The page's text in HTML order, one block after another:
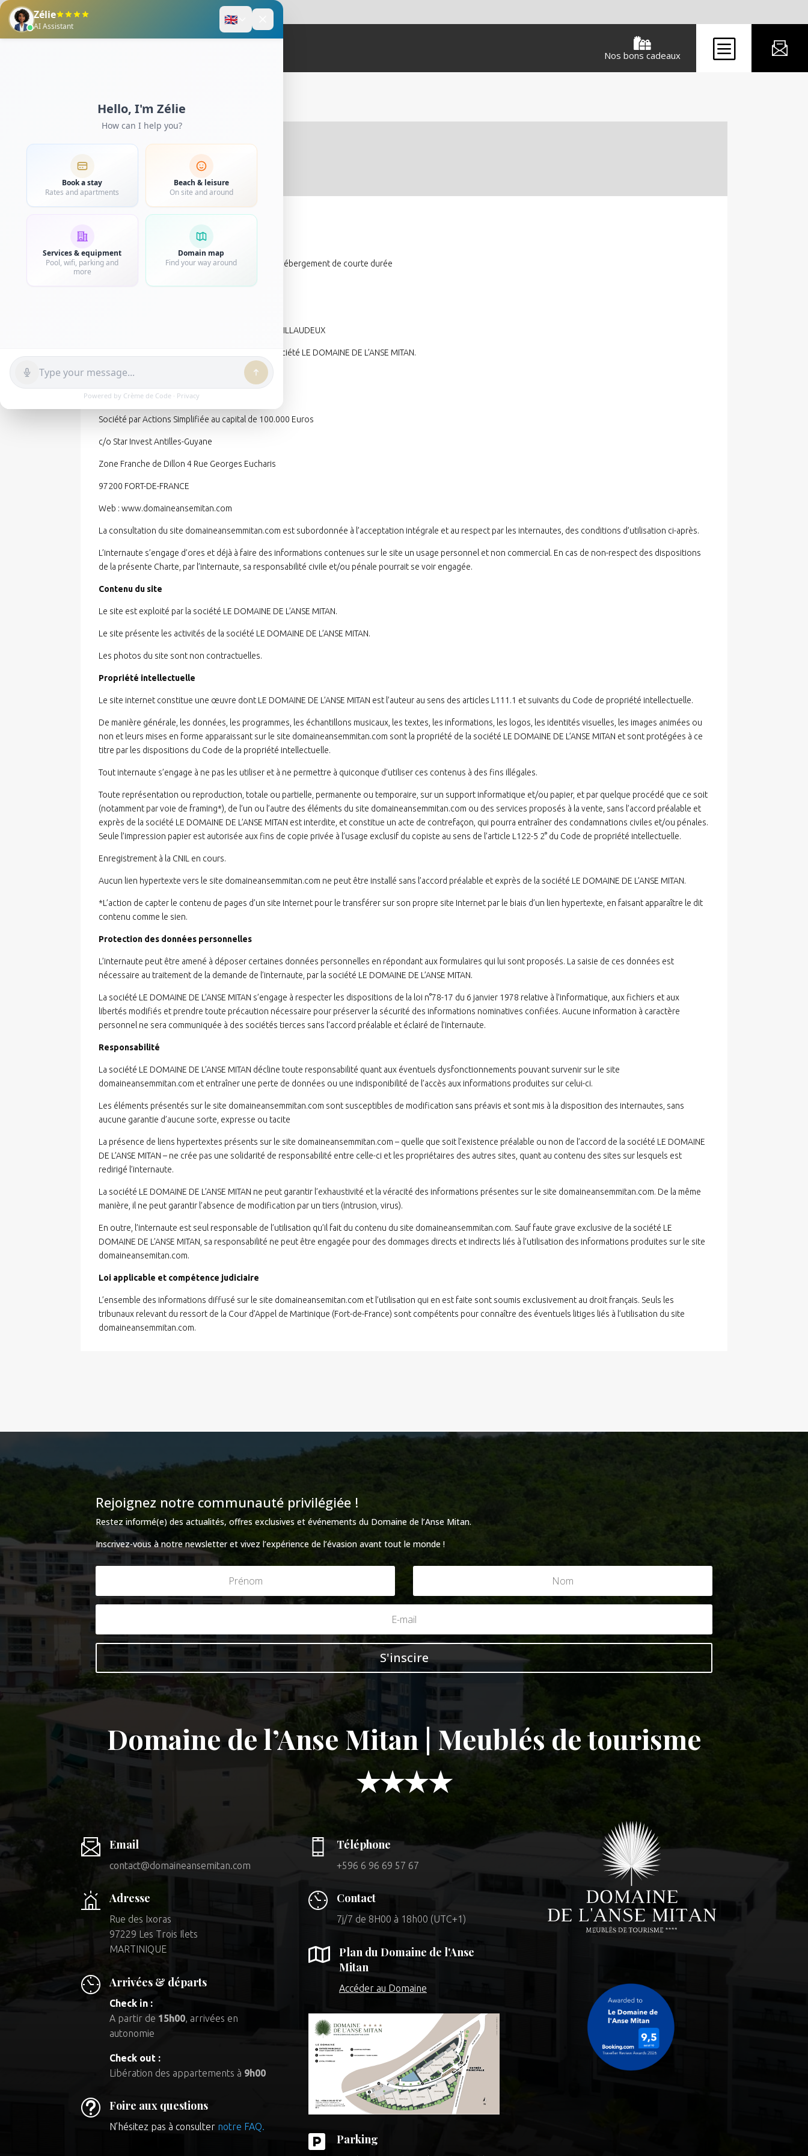
Enregistrez-vous

Nos bons cadeaux b
DOMAINE DE L’ANSE MITAN
MENTIONS LÉGALES
Société par Actions Simplifiée
Email : contact@domaineansemitan.com
APE : 5520Z – Hébergement touristique et autre hébergement de courte durée
RCS Fort-de-France : 894 028 224
Le Directeur de la publication est M. Sébastien GUILLAUDEUX
Le site Internet est la propriété exclusive de la société LE DOMAINE DE L’ANSE MITAN.
Il a été conçu et réalisé par
LE DOMAINE DE L’ANSE MITAN
Société par Actions Simplifiée au capital de 100.000 Euros
c/o Star Invest Antilles-Guyane
Zone Franche de Dillon 4 Rue Georges Eucharis
97200 FORT-DE-FRANCE
Web : www.domaineansemitan.com
La consultation du site domaineansemmitan.com est subordonnée à l’acceptation intégrale et au respect par les internautes, des conditions d’utilisation ci-après.
L’internaute s’engage d’ores et déjà à faire des informations contenues sur le site un usage personnel et non commercial. En cas de non-respect des dispositions
de la présente Charte, par l’internaute, sa responsabilité civile et/ou pénale pourrait se voir engagée.
Contenu du site
Le site est exploité par la société LE DOMAINE DE L’ANSE MITAN.
Le site présente les activités de la société LE DOMAINE DE L’ANSE MITAN.
Les photos du site sont non contractuelles.
Propriété intellectuelle
Le site internet constitue une œuvre dont LE DOMAINE DE L’ANSE MITAN est l’auteur au sens des articles L111.1 et suivants du Code de propriété intellectuelle.
De manière générale, les données, les programmes, les échantillons musicaux, les textes, les informations, les logos, les identités visuelles, les images animées ou
non et leurs mises en forme apparaissant sur le site domaineansemmitan.com sont la propriété de la société LE DOMAINE DE L’ANSE MITAN et sont protégées à ce
titre par les dispositions du Code de la propriété intellectuelle.
Tout internaute s’engage à ne pas les utiliser et à ne permettre à quiconque d’utiliser ces contenus à des fins illégales.
Toute représentation ou reproduction, totale ou partielle, permanente ou temporaire, sur un support informatique et/ou papier, et par quelque procédé que ce soit
(notamment par voie de framing*), de l’un ou l’autre des éléments du site domaineansemmitan.com ou des services proposés à la vente, sans l’accord préalable et
exprès de la société LE DOMAINE DE L’ANSE MITAN est interdite, et constitue un acte de contrefaçon, qui pourra entraîner des condamnations civiles et/ou pénales.
Seule l’impression papier est autorisée aux fins de copie privée à l’usage exclusif du copiste au sens de l’article L122-5 2° du Code de propriété intellectuelle.
Enregistrement à la CNIL en cours.
Aucun lien hypertexte vers le site domaineansemmitan.com ne peut être installé sans l’accord préalable et exprès de la société LE DOMAINE DE L’ANSE MITAN.
*L’action de capter le contenu de pages d’un site Internet pour le transférer sur son propre site Internet par le biais d’un lien hypertexte, en faisant apparaître le dit
contenu comme le sien.
Protection des données personnelles
L’internaute peut être amené à déposer certaines données personnelles en répondant aux formulaires qui lui sont proposés. La saisie de ces données est
nécessaire au traitement de la demande de l’internaute, par la société LE DOMAINE DE L’ANSE MITAN.
La société LE DOMAINE DE L’ANSE MITAN s’engage à respecter les dispositions de la loi n°78-17 du 6 janvier 1978 relative à l’informatique, aux fichiers et aux
libertés modifiés et prendre toute précaution nécessaire pour préserver la sécurité des informations nominatives confiées. Aucune information à caractère
personnel ne sera communiquée à des sociétés tierces sans l’accord préalable et éclairé de l’internaute.
Responsabilité
La société LE DOMAINE DE L’ANSE MITAN décline toute responsabilité quant aux éventuels dysfonctionnements pouvant survenir sur le site
domaineansemmitan.com et entraîner une perte de données ou une indisponibilité de l’accès aux informations produites sur celui-ci.
Les éléments présentés sur le site domaineansemmitan.com sont susceptibles de modification sans préavis et sont mis à la disposition des internautes, sans
aucune garantie d’aucune sorte, expresse ou tacite
La présence de liens hypertextes présents sur le site domaineansemmitan.com – quelle que soit l’existence préalable ou non de l’accord de la société LE DOMAINE
DE L’ANSE MITAN – ne crée pas une solidarité de responsabilité entre celle-ci et les propriétaires des autres sites, quant au contenu des sites sur lesquels est
redirigé l’internaute.
La société LE DOMAINE DE L’ANSE MITAN ne peut garantir l’exhaustivité et la véracité des informations présentes sur le site domaineansemmitan.com. De la même
manière, il ne peut garantir l’absence de modification par un tiers (intrusion, virus).
En outre, l’internaute est seul responsable de l’utilisation qu’il fait du contenu du site domaineansemmitan.com. Sauf faute grave exclusive de la société LE
DOMAINE DE L’ANSE MITAN, sa responsabilité ne peut être engagée pour des dommages directs et indirects liés à l’utilisation des informations produites sur le site
domaineansemitan.com.
Loi applicable et compétence judiciaire
L’ensemble des informations diffusé sur le site domaineansemitan.com et l’utilisation qui en est faite sont soumis exclusivement au droit français. Seuls les
tribunaux relevant du ressort de la Cour d’Appel de Martinique (Fort-de-France) sont compétents pour connaître des éventuels litiges liés à l’utilisation du site
domaineansemmitan.com.
Rejoignez notre communauté privilégiée !
Restez informé(e) des actualités, offres exclusives et événements du Domaine de l’Anse Mitan.
Inscrivez-vous à notre newsletter et vivez l’expérience de l’évasion avant tout le monde !
S'inscire
Domaine de l’Anse Mitan | Meublés de tourisme
★★★★
Email
contact@domaineansemitan.com
Adresse
Rue des Ixoras
97229 Les Trois Ilets
MARTINIQUE
Arrivées & départs
Check in :
A partir de 15h00, arrivées en
autonomie
Check out :
Libération des appartements à 9h00
t Foire aux questions
N’hésitez pas à consulter notre FAQ.
Téléphone
+596 6 96 69 57 67
Contact
7j/7 de 8H00 à 18h00 (UTC+1)

Plan du Domaine de l'Anse
Mitan
Accéder au Domaine
 Parking